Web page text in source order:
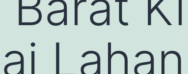
Lahan